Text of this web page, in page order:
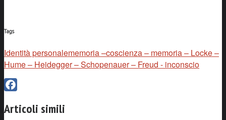
Tags
Identità personalememoria –coscienza – memoria – Locke –
Hume – Heidegger – Schopenauer – Freud - inconscio
Articoli simili